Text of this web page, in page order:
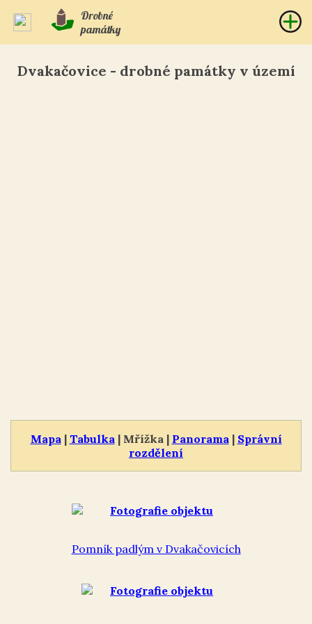
Drobné
památky
Dvakačovice - drobné památky v území
Mapa | Tabulka | Mřížka | Panorama | Správní
rozdělení
Pomník padlým v Dvakačovicích